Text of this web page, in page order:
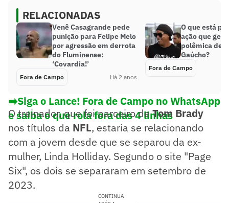
RELACIONADAS
Venê Casagrande pede
punição para Felipe Melo
por agressão em derrota
do Fluminense:
‘Covardia!’
Fora de Campo Há 2 anos
O que está
ação que
polêmica de
Gaúcho?
Fora de Campo
➡️Siga o Lance! Fora de Campo no WhatsApp
e saiba o que rola fora das 4 linhas
O treinador, que foi parceiro deTom Brady
nos títulos da NFL, estaria se relacionando
com a jovem desde que se separou da ex-
mulher, Linda Holliday. Segundo o site "Page
Six", os dois se separaram em setembro de
2023.
CONTINUA